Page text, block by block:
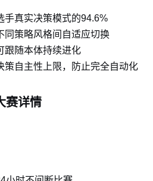
手真实决策模式的94.6%
同策略风格间自适应切换
跟随本体持续进化
策自主性上限，防止完全自动化
赛详情